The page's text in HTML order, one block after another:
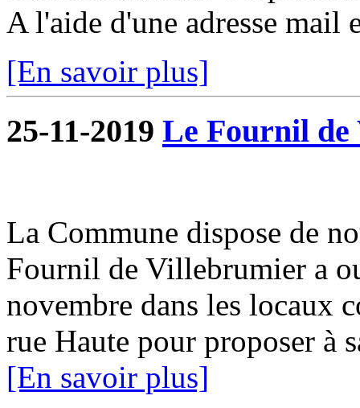
A l'aide d'une adresse mail
[En savoir plus]
25-11-2019 Le Fournil de
La Commune dispose de
Fournil de Villebrumier a
novembre dans les locaux
rue Haute pour proposer à
[En savoir plus]